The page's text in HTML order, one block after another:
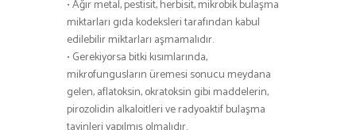
• Ağır metal, pestisit, herbisit, mikrobik bulaşma
miktarları gıda kodeksleri tarafından kabul
edilebilir miktarları aşmamalıdır.
• Gerekiyorsa bitki kısımlarında,
mikrofungusların üremesi sonucu meydana
gelen, aflatoksin, okratoksin gibi maddelerin,
pirozolidin alkaloitleri ve radyoaktif bulaşma